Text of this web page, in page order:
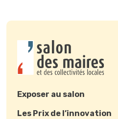
Exposer au salon
Les Prix de l’innovation